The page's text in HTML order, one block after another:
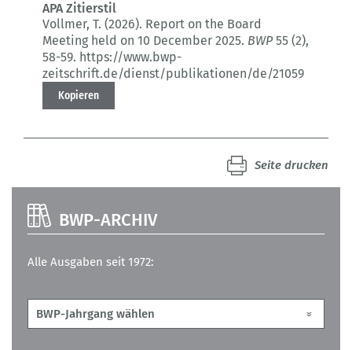
APA Zitierstil
Vollmer, T. (2026). Report on the Board
Meeting held on 10 December 2025. BWP55 (2),
58-59. https://www.bwp-
zeitschrift.de/dienst/publikationen/de/21059
Kopieren
Seite drucken
BWP-ARCHIV
Alle Ausgaben seit 1972: